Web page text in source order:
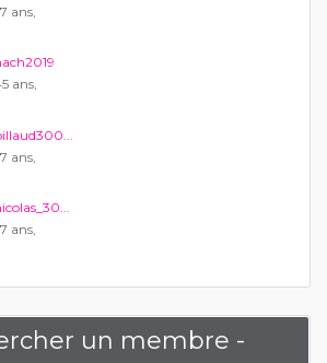
ans,
ans,
ans,
ans,
un membre -